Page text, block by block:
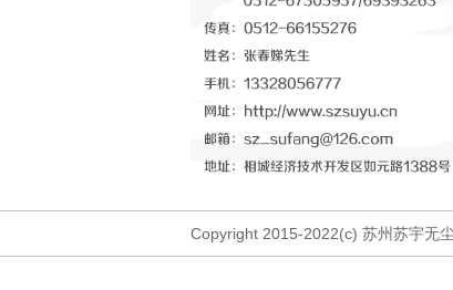
Copyright 2015-2022(c) 苏州苏宇无